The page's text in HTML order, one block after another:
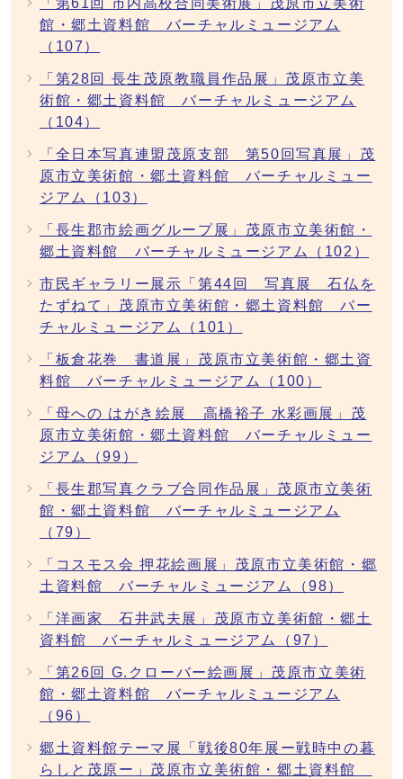
「第61回 市内高校合同美術展」茂原市立美術
館・郷土資料館 バーチャルミュージアム
（107）
「第28回 長生茂原教職員作品展」茂原市立美
術館・郷土資料館 バーチャルミュージアム
（104）
「全日本写真連盟茂原支部 第50回写真展」茂
原市立美術館・郷土資料館 バーチャルミュー
ジアム（103）
「長生郡市絵画グループ展」茂原市立美術館・
郷土資料館 バーチャルミュージアム（102）
市民ギャラリー展示「第44回 写真展 石仏を
たずねて」茂原市立美術館・郷土資料館 バー
チャルミュージアム（101）
「板倉花巻 書道展」茂原市立美術館・郷土資
料館 バーチャルミュージアム（100）
「母への はがき絵展 高橋裕子 水彩画展」茂
原市立美術館・郷土資料館 バーチャルミュー
ジアム（99）
「長生郡写真クラブ合同作品展」茂原市立美術
館・郷土資料館 バーチャルミュージアム
（79）
「コスモス会 押花絵画展」茂原市立美術館・郷
土資料館 バーチャルミュージアム（98）
「洋画家 石井武夫展」茂原市立美術館・郷土
資料館 バーチャルミュージアム（97）
「第26回 G.クローバー絵画展」茂原市立美術
館・郷土資料館 バーチャルミュージアム
（96）
郷土資料館テーマ展「戦後80年展ー戦時中の暮
らしと茂原ー」茂原市立美術館・郷土資料館